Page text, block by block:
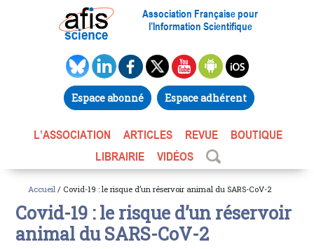
Association Française pour
l’Information Scientifique
Espace abonné Espace adhérent
L’ASSOCIATION ARTICLES REVUE
BOUTIQUE
LIBRAIRIE
VIDÉOS
Accueil / Covid-19 : le risque d’un réservoir animal du SARS-CoV-2
Covid-19 : le risque d’un réservoir
animal du SARS-CoV-2